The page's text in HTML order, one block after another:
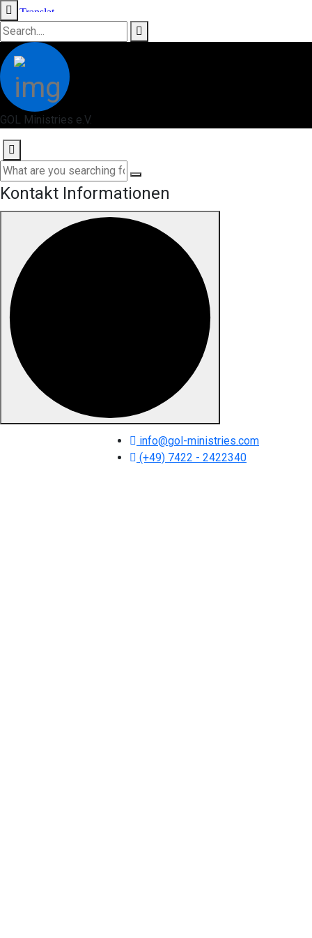
GOL Ministries e.V.
Kontakt Informationen
info@gol-ministries.com
(+49) 7422 - 2422340